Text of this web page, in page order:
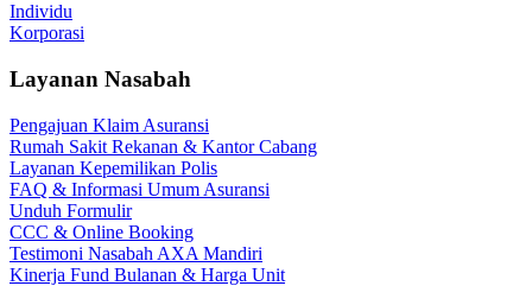
Individu
Korporasi
Layanan Nasabah
Pengajuan Klaim Asuransi
Rumah Sakit Rekanan & Kantor Cabang
Layanan Kepemilikan Polis
FAQ & Informasi Umum Asuransi
Unduh Formulir
CCC & Online Booking
Testimoni Nasabah AXA Mandiri
Kinerja Fund Bulanan & Harga Unit